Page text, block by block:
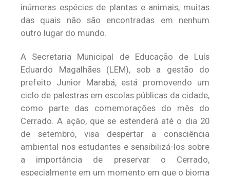
inúmeras espécies de plantas e animais, muitas
das quais não são encontradas em nenhum
outro lugar do mundo.
A Secretaria Municipal de Educação de Luís
Eduardo Magalhães (LEM), sob a gestão do
prefeito Junior Marabá, está promovendo um
ciclo de palestras em escolas públicas da cidade,
como parte das comemorações do mês do
Cerrado. A ação, que se estenderá até o dia 20
de setembro, visa despertar a consciência
ambiental nos estudantes e sensibilizá-los sobre
a importância de preservar o Cerrado,
especialmente em um momento em que o bioma